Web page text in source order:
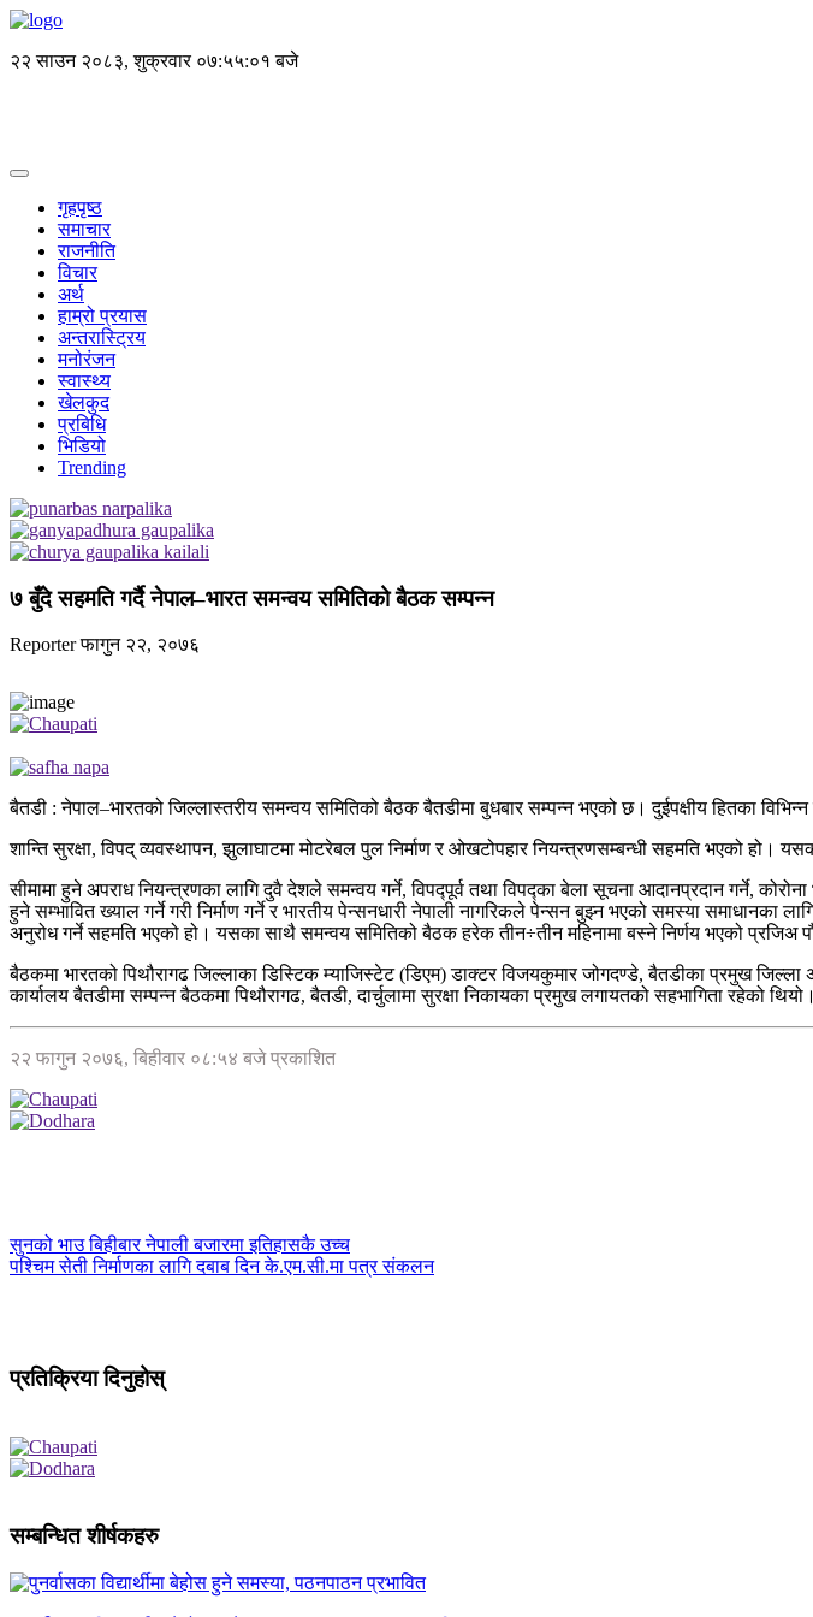
२२ साउन २०८३, शुक्रवार ०७:५५:०२ बजे
गृहपृष्ठ
समाचार
राजनीति
विचार
अर्थ
हाम्रो प्रयास
अन्तरास्ट्रिय
मनोरंजन
स्वास्थ्य
खेलकुद
प्रबिधि
भिडियो
Trending
७ बुँदे सहमति गर्दै नेपाल–भारत समन्वय समितिको बैठक सम्पन्न
Reporterफागुन २२, २०७६
बैतडी : नेपाल–भारतको जिल्लास्तरीय समन्वय समितिको बैठक बैतडीमा बुधबार सम्पन्न भएको छ। दुईपक्षीय हितका
शान्ति सुरक्षा, विपद् व्यवस्थापन, झुलाघाटमा मोटरेबल पुल निर्माण र ओखटोपहार नियन्त्रणसम्बन्धी सहमति भएको हो।
सीमामा हुने अपराध नियन्त्रणका लागि दुवै देशले समन्वय गर्ने, विपद्पूर्व तथा विपद्का बेला सूचना आदानप्रदान गर्ने,
हुने सम्भावित ख्याल गर्ने गरी निर्माण गर्ने र भारतीय पेन्सनधारी नेपाली नागरिकले पेन्सन बुझ्न भएको समस्या समाधानका
अनुरोध गर्ने सहमति भएको हो। यसका साथै समन्वय समितिको बैठक हरेक तीन÷तीन महिनामा बस्ने निर्णय भएको प्रजिअ
बैठकमा भारतको पिथौरागढ जिल्लाका डिस्टिक म्याजिस्टेट (डिएम) डाक्टर विजयकुमार जोगदण्डे, बैतडीका प्रमुख
कार्यालय बैतडीमा सम्पन्न बैठकमा पिथौरागढ, बैतडी, दार्चुलामा सुरक्षा निकायका प्रमुख लगायतको सहभागिता रहेको थियो।
२२ फागुन २०७६, बिहीवार ०८:५४ बजे प्रकाशित
सुनको भाउ बिहीबार नेपाली बजारमा इतिहासकै उच्च
पश्चिम सेती निर्माणका लागि दबाब दिन के.एम.सी.मा पत्र संकलन
प्रतिक्रिया दिनुहोस्
सम्बन्धित शीर्षकहरु